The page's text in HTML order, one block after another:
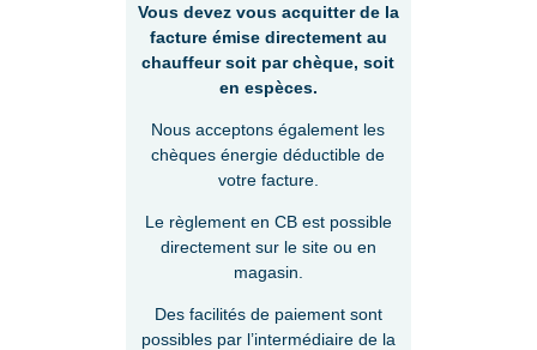
Vous devez vous acquitter de la
facture émise directement au
chauffeur soit par chèque, soit
en espèces.
Nous acceptons également les
chèques énergie déductible de
votre facture.
Le règlement en CB est possible
directement sur le site ou en
magasin.
Des facilités de paiement sont
possibles par l’intermédiaire de la